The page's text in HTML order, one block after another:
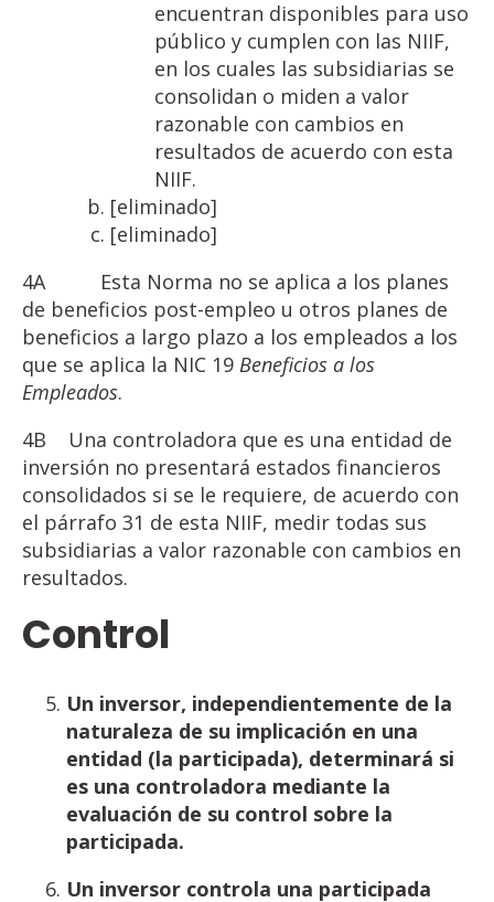
encuentran disponibles para uso
público y cumplen con las NIIF,
en los cuales las subsidiarias se
consolidan o miden a valor
razonable con cambios en
resultados de acuerdo con esta
NIIF.
[eliminado]
[eliminado]
4A
Esta Norma no se aplica a los planes
de beneficios post-empleo u otros planes de
beneficios a largo plazo a los empleados a los
que se aplica la NIC 19 Beneficios a los
Empleados.
4B
Una controladora que es una entidad de
inversión no presentará estados financieros
consolidados si se le requiere, de acuerdo con
el párrafo 31 de esta NIIF, medir todas sus
subsidiarias a valor razonable con cambios en
resultados.
Control
Un inversor, independientemente de la
naturaleza de su implicación en una
entidad (la participada), determinará si
es una controladora mediante la
evaluación de su control sobre la
participada.
Un inversor controla una participada